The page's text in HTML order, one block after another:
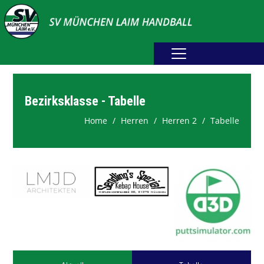
Home
Jugend
Spielplan
Sponsoring
Downloads
Webshop
Bezirksklasse - Tabelle
Home Herren Herren 2 Tabelle